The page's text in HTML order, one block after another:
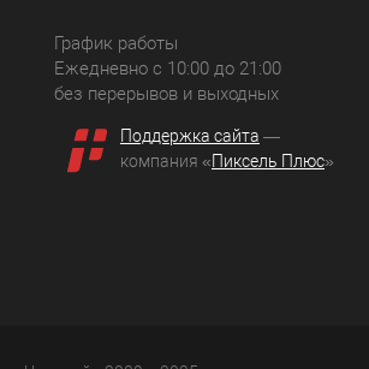
График работы
Ежедневно с 10:00 до 21:00
без перерывов и выходных
Поддержка сайта —
компания «Пиксель Плюс»